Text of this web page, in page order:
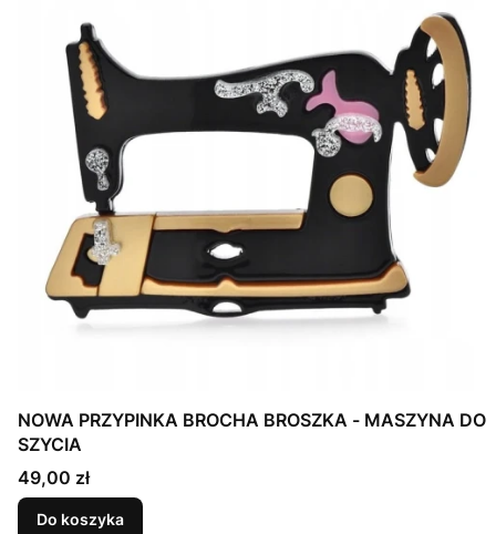
NOWA PRZYPINKA BROCHA BROSZKA - MASZYNA DO
SZYCIA
Cena
49,00 zł
Do koszyka